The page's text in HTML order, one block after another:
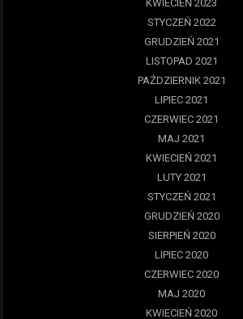
KWIECIEŃ 2023
STYCZEŃ 2022
GRUDZIEŃ 2021
LISTOPAD 2021
PAŹDZIERNIK 2021
LIPIEC 2021
CZERWIEC 2021
MAJ 2021
KWIECIEŃ 2021
LUTY 2021
STYCZEŃ 2021
GRUDZIEŃ 2020
SIERPIEŃ 2020
LIPIEC 2020
CZERWIEC 2020
MAJ 2020
KWIECIEŃ 2020